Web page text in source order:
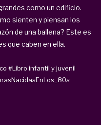
como un edificio.
sienten y piensan los
de una ballena? Este es
que caben en ella.
#Libro infantil y juvenil